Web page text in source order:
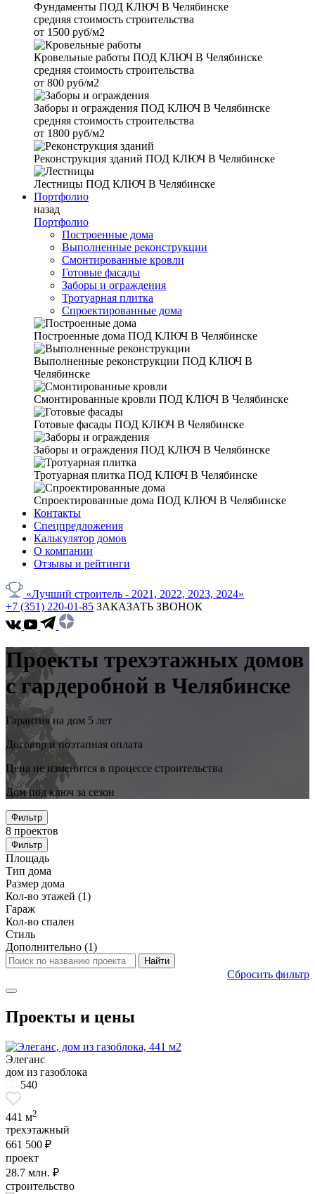
Фундаменты ПОД КЛЮЧ В Челябинске
средняя стоимость строительства
от 1500 руб/м2
Кровельные работы ПОД КЛЮЧ В Челябинске
средняя стоимость строительства
от 800 руб/м2
Заборы и ограждения ПОД КЛЮЧ В Челябинске
средняя стоимость строительства
от 1800 руб/м2
Реконструкция зданий ПОД КЛЮЧ В Челябинске
Лестницы ПОД КЛЮЧ В Челябинске
Портфолио
назад
Портфолио
Построенные дома
Выполненные реконструкции
Смонтированные кровли
Готовые фасады
Заборы и ограждения
Тротуарная плитка
Спроектированные дома
Построенные дома ПОД КЛЮЧ В Челябинске
Выполненные реконструкции ПОД КЛЮЧ В
Челябинске
Смонтированные кровли ПОД КЛЮЧ В Челябинске
Готовые фасады ПОД КЛЮЧ В Челябинске
Заборы и ограждения ПОД КЛЮЧ В Челябинске
Тротуарная плитка ПОД КЛЮЧ В Челябинске
Спроектированные дома ПОД КЛЮЧ В Челябинске
Контакты
Спецпредложения
Калькулятор домов
О компании
Отзывы и рейтинги
«Лучший строитель - 2021, 2022, 2023, 2024»
+7 (351) 220-01-85 ЗАКАЗАТЬ ЗВОНОК
Проекты трехэтажных домов
с гардеробной в Челябинске
Гарантия на дом 5 лет
Договор и поэтапная оплата
Цена не изменится в процессе строительства
Дом под ключ за сезон
Фильтр
8 проектов
Фильтр
Площадь
Тип дома
Размер дома
Кол-во этажей (1)
Гараж
Кол-во спален
Стиль
Дополнительно (1)
Сбросить фильтр
Проекты и цены
Элеганс
дом из газоблока
540
441 м2
трехэтажный
661 500 ₽
проект
28.7 млн. ₽
строительство